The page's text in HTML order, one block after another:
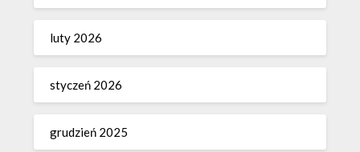
luty 2026
styczeń 2026
grudzień 2025